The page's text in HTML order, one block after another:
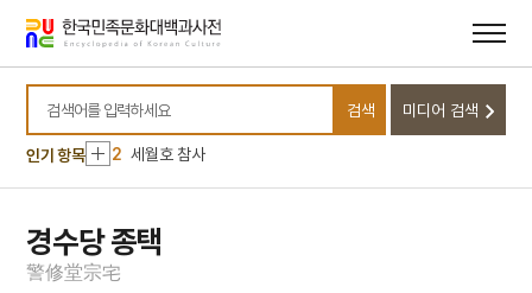
바로가기
바로가기
검색어를 입력하세요
검색 미디어 검색
인기 항목
10 세조
1 금성대군
2 세월호 참사
3 반야심경
4 기축옥사
5 고종
경수당 종택
警修堂宗宅